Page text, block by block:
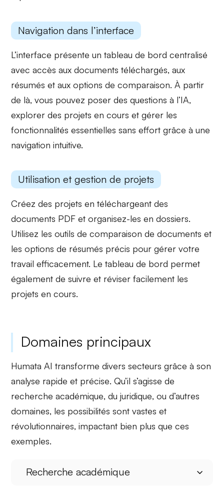
Navigation dans l’interface
L’interface présente untableau de bord centralisé
avec accès aux documents téléchargés, aux
résumés et aux options de comparaison. À partir
de là, vous pouvez poser des questions à l’IA,
explorer des projets en cours et gérer les
fonctionnalités essentielles sans effort grâce à une
navigation intuitive.
Utilisation et gestion de projets
Créez des projets entéléchargeant des
documents PDF et organisez-les en dossiers.
Utilisez les outils decomparaison de documents et
les options de résumés précis pour gérer votre
travail efficacement. Le tableau de bord permet
également desuivre et réviser facilement les
projets en cours.
Domaines principaux
Humata AI transforme divers secteurs grâce à son
analyse rapide et précise. Qu’il s’agisse de
recherche académique, dujuridique, ou d’autres
domaines, les possibilités sont vastes et
révolutionnaires, impactant bien plus que ces
exemples.
Recherche académique